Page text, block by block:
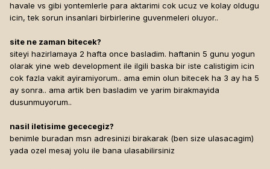
havale vs gibi yontemlerle para aktarimi cok ucuz ve kolay oldugu
icin, tek sorun insanlari birbirlerine guvenmeleri oluyor..
site ne zaman bitecek?
siteyi hazirlamaya 2 hafta once basladim. haftanin 5 gunu yogun
olarak yine web development ile ilgili baska bir iste calistigim icin
cok fazla vakit ayiramiyorum.. ama emin olun bitecek ha 3 ay ha 5
ay sonra.. ama artik ben basladim ve yarim birakmayida
dusunmuyorum..
nasil iletisime gececegiz?
benimle buradan msn adresinizi birakarak (ben size ulasacagim)
yada ozel mesaj yolu ile bana ulasabilirsiniz